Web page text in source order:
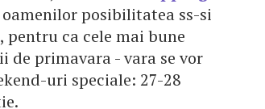
posibilitatea ss-si
pentru ca cele mai bune
de primavara - vara se vor
uri speciale: 27-28